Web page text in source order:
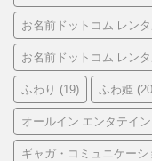
お名前ドットコム レン
お名前ドットコム レン
ふわり (19) ふわ姫
オールイン エンタテイ
ギャガ・コミュニケーシ